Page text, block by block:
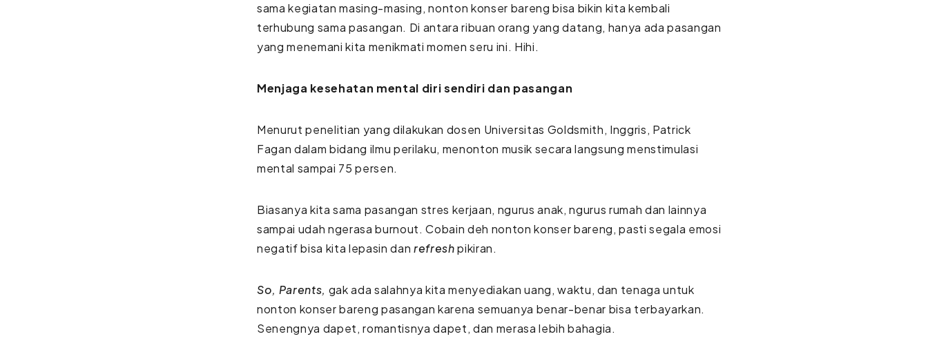
sama kegiatan masing-masing, nonton konser bareng bisa bikin kita kembali
terhubung sama pasangan. Di antara ribuan orang yang datang, hanya ada pasangan
yang menemani kita menikmati momen seru ini. Hihi.
Menjaga kesehatan mental diri sendiri dan pasangan
Menurut penelitian yang dilakukan dosen Universitas Goldsmith, Inggris, Patrick
Fagan dalam bidang ilmu perilaku, menonton musik secara langsung menstimulasi
mental sampai 75 persen.
Biasanya kita sama pasangan stres kerjaan, ngurus anak, ngurus rumah dan lainnya
sampai udah ngerasa burnout. Cobain deh nonton konser bareng, pasti segala emosi
negatif bisa kita lepasin danrefreshpikiran.
So, Parents, gak ada salahnya kita menyediakan uang, waktu, dan tenaga untuk
nonton konser bareng pasangan karena semuanya benar-benar bisa terbayarkan.
Senengnya dapet, romantisnya dapet, dan merasa lebih bahagia.